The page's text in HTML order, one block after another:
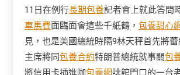
11日在例行長期包養記者會上就此答問
車馬費面臨面會這些千紙鶴， 包養甜心
見，也是美國總統時隔9林天秤首先將
主席將同包養合約特朗普總統就事關包
將信用卡插進咖包養網啡館門口的一台